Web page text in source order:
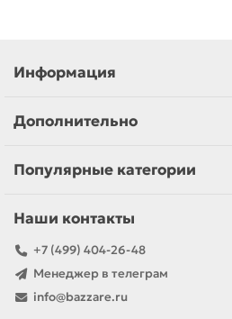
Информация
Дополнительно
Популярные категории
Наши контакты
+7 (499) 404-26-48
Менеджер в телеграм
info@bazzare.ru